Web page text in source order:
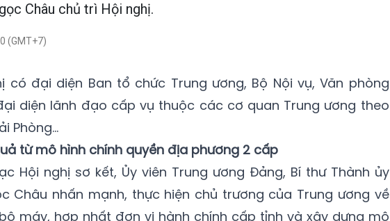
Châu chủ trì Hội nghị.
(GMT+7)
có đại diện Ban tổ chức Trung ương, Bộ Nội vụ, Văn phòng
diện lãnh đạo cấp vụ thuộc các cơ quan Trung ương theo
Phòng…
từ mô hình chính quyền địa phương 2 cấp
Hội nghị sơ kết, Ủy viên Trung ương Đảng, Bí thư Thành ủy
Châu nhấn mạnh, thực hiện chủ trương của Trung ương về
máy, hợp nhất đơn vị hành chính cấp tỉnh và xây dựng mô